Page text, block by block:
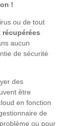
!
ou de tout
récupérées
aucun
de sécurité
des
être
en fonction
de
ou pour